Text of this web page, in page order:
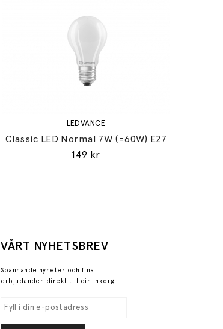
LEDVANCE
Classic LED Normal 7W (=60W) E27
149 kr
VÅRT NYHETSBREV
Spännande nyheter och fina
erbjudanden direkt till din inkorg